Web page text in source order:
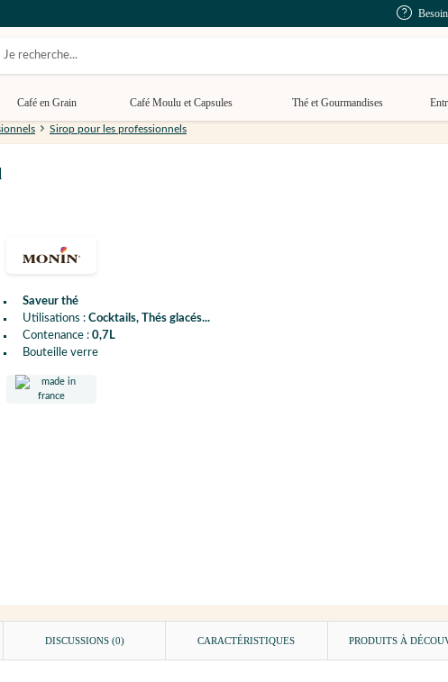
Café en Grain Café Moulu et Capsules Thé et Gourmandises
Sirop pour les professionnels
Saveur thé
Utilisations : Cocktails, Thés glacés...
Contenance : 0,7L
Bouteille verre
DISCUSSIONS (0) CARACTÉRISTIQUES PRODUITS À